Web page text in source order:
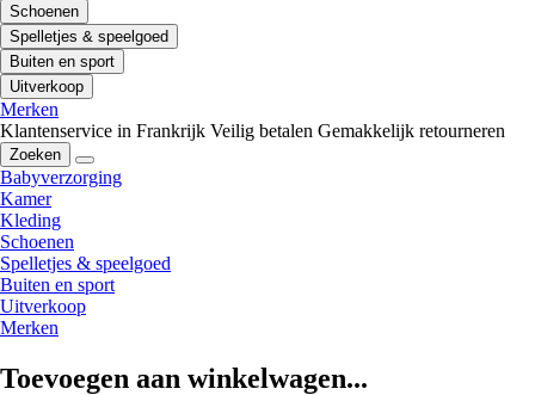
Schoenen
Spelletjes & speelgoed
Buiten en sport
Uitverkoop
Merken
Klantenservice in Frankrijk Veilig betalen Gemakkelijk retourneren
Zoeken
Babyverzorging
Kamer
Kleding
Schoenen
Spelletjes & speelgoed
Buiten en sport
Uitverkoop
Merken
Toevoegen aan winkelwagen...